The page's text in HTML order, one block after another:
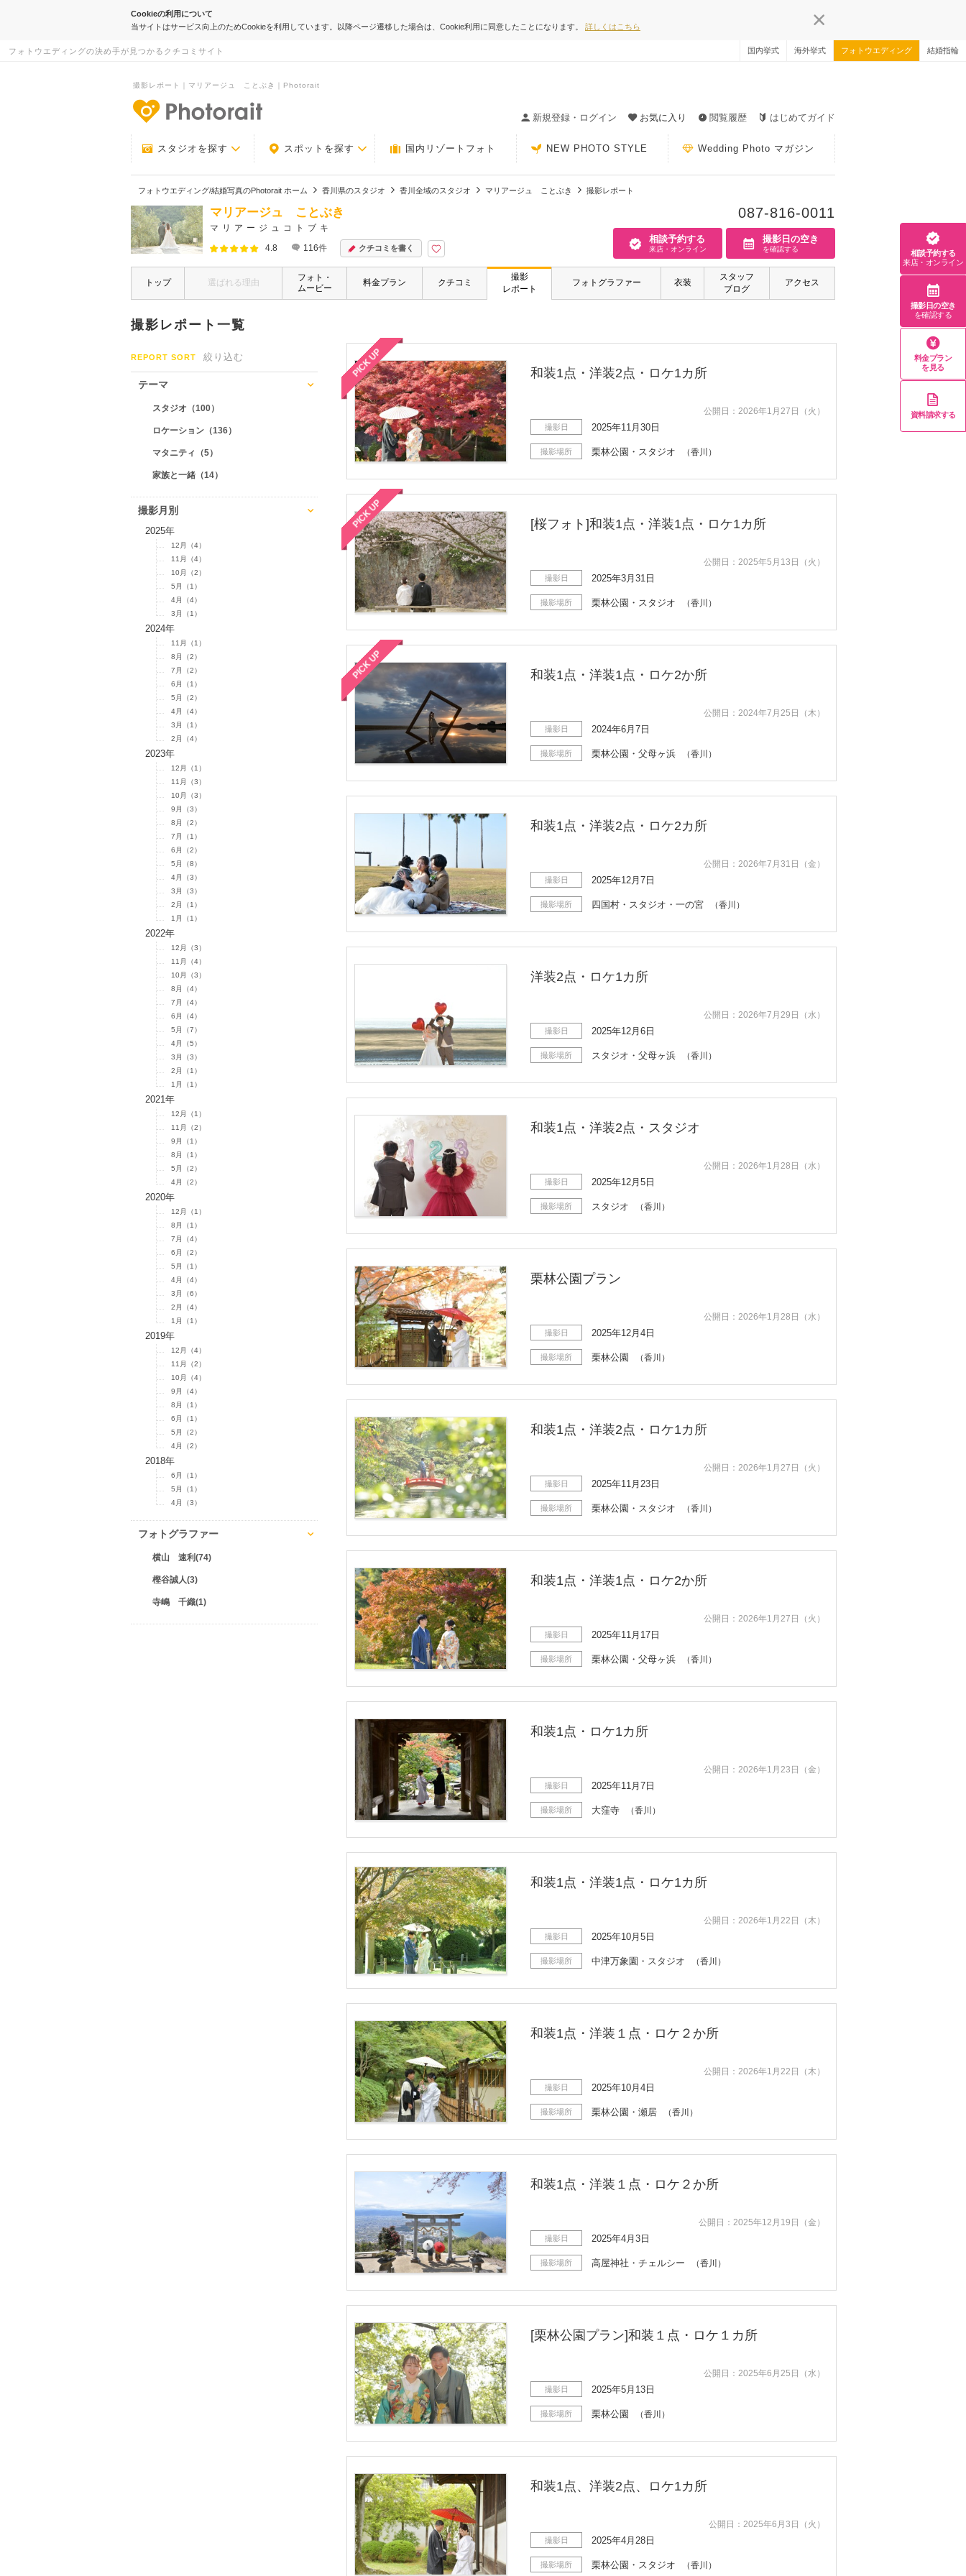
Cookieの利用について
当サイトはサービス向上のためCookieを利用しています。以降ページ遷移した場合は、Cookie利用に同意したことになります。 詳しくはこちら
フォトウエディングの決め手が見つかるクチコミサイト 国内挙式 海外挙式 フォトウエディング 結婚指輪
撮影レポート｜マリアージュ ことぶき｜Photorait
新規登録・ログイン
お気に入り 閲覧履歴 はじめてガイド
スタジオを探す スポットを探す 国内リゾートフォト NEW PHOTO STYLE Wedding Photo マガジン
フォトウエディング/結婚写真のPhotorait ホーム 香川県のスタジオ 香川全域のスタジオ マリアージュ ことぶき 撮影レポート
マリアージュ ことぶき
マリアージュコトブキ
4.8
116件 クチコミを書く
087-816-0011
相談予約する
来店・オンライン
撮影日の空き
を確認する
トップ 選ばれる理由
フォト・
ムービー
料金プラン クチコミ
撮影
レポート
フォトグラファー 衣装
スタッフ
ブログ
アクセス
撮影レポート一覧
REPORT SORT 絞り込む
テーマ
スタジオ（100）
ロケーション（136）
マタニティ（5）
家族と一緒（14）
撮影月別
2025年
12月（4）
11月（4）
10月（2）
5月（1）
4月（4）
3月（1）
2024年
11月（1）
8月（2）
7月（2）
6月（1）
5月（2）
4月（4）
3月（1）
2月（4）
2023年
12月（1）
11月（3）
10月（3）
9月（3）
8月（2）
7月（1）
6月（2）
5月（8）
4月（3）
3月（3）
2月（1）
1月（1）
2022年
12月（3）
11月（4）
10月（3）
8月（4）
7月（4）
6月（4）
5月（7）
4月（5）
3月（3）
2月（1）
1月（1）
2021年
12月（1）
11月（2）
9月（1）
8月（1）
5月（2）
4月（2）
2020年
12月（1）
8月（1）
7月（4）
6月（2）
5月（1）
4月（4）
3月（6）
2月（4）
1月（1）
2019年
12月（4）
11月（2）
10月（4）
9月（4）
8月（1）
6月（1）
5月（2）
4月（2）
2018年
6月（1）
5月（1）
4月（3）
フォトグラファー
横山 速利(74)
樫谷誠人(3)
寺嶋 千織(1)
PICK UP 和装1点・洋装2点・ロケ1カ所
公開日：2026年1月27日（火）
撮影日 2025年11月30日
撮影場所 栗林公園・スタジオ （香川）
PICK UP [桜フォト]和装1点・洋装1点・ロケ1カ所
公開日：2025年5月13日（火）
撮影日 2025年3月31日
撮影場所 栗林公園・スタジオ （香川）
PICK UP 和装1点・洋装1点・ロケ2か所
公開日：2024年7月25日（木）
撮影日 2024年6月7日
撮影場所 栗林公園・父母ヶ浜 （香川）
和装1点・洋装2点・ロケ2カ所
公開日：2026年7月31日（金）
撮影日 2025年12月7日
撮影場所 四国村・スタジオ・一の宮 （香川）
洋装2点・ロケ1カ所
公開日：2026年7月29日（水）
撮影日 2025年12月6日
撮影場所 スタジオ・父母ヶ浜 （香川）
和装1点・洋装2点・スタジオ
公開日：2026年1月28日（水）
撮影日 2025年12月5日
撮影場所 スタジオ （香川）
栗林公園プラン
公開日：2026年1月28日（水）
撮影日 2025年12月4日
撮影場所 栗林公園 （香川）
和装1点・洋装2点・ロケ1カ所
公開日：2026年1月27日（火）
撮影日 2025年11月23日
撮影場所 栗林公園・スタジオ （香川）
和装1点・洋装1点・ロケ2か所
公開日：2026年1月27日（火）
撮影日 2025年11月17日
撮影場所 栗林公園・父母ヶ浜 （香川）
和装1点・ロケ1カ所
公開日：2026年1月23日（金）
撮影日 2025年11月7日
撮影場所 大窪寺 （香川）
和装1点・洋装1点・ロケ1カ所
公開日：2026年1月22日（木）
撮影日 2025年10月5日
撮影場所 中津万象園・スタジオ （香川）
和装1点・洋装１点・ロケ２か所
公開日：2026年1月22日（木）
撮影日 2025年10月4日
撮影場所 栗林公園・瀬居 （香川）
和装1点・洋装１点・ロケ２か所
公開日：2025年12月19日（金）
撮影日 2025年4月3日
撮影場所 高屋神社・チェルシー （香川）
[栗林公園プラン]和装１点・ロケ１カ所
公開日：2025年6月25日（水）
撮影日 2025年5月13日
撮影場所 栗林公園 （香川）
和装1点、洋装2点、ロケ1カ所
公開日：2025年6月3日（火）
撮影日 2025年4月28日
撮影場所 栗林公園・スタジオ （香川）
相談予約する
来店・オンライン
撮影日の空き
を確認する
料金プラン
を見る
資料請求する